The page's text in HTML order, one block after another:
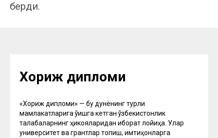
берди.
Хориж дипломи
«Хориж дипломи» — бу дунёнинг турли
мамлакатларига ўқишга кетган ўзбекистонлик
талабаларнинг ҳикояларидан иборат лойиҳа. Улар
университет ва грантлар топиш, имтиҳонларга